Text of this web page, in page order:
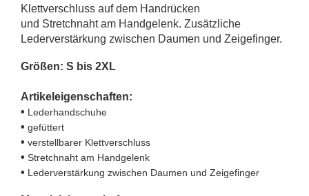
Klettverschluss auf dem Handrücken
und Stretchnaht am Handgelenk. Zusätzliche
Lederverstärkung zwischen Daumen und Zeigefinger.
Größen: S bis 2XL
Artikeleigenschaften:
• Lederhandschuhe
• gefüttert
• verstellbarer Klettverschluss
• Stretchnaht am Handgelenk
• Lederverstärkung zwischen Daumen und Zeigefinger